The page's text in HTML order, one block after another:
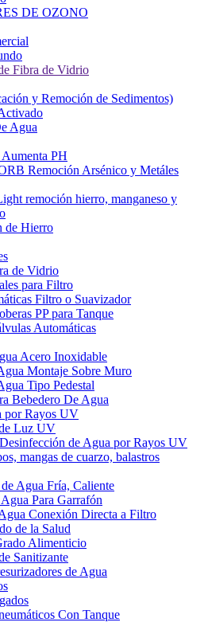
DE OZONO
Fibra de Vidrio
y Remoción de Sedimentos)
Agua
PH
Remoción Arsénico y Metáles
remoción hierro, manganeso y
de Hierro
de Vidrio
para Filtro
Filtro o Suavizador
PP para Tanque
Automáticas
Acero Inoxidable
Montaje Sobre Muro
Tipo Pedestal
Bebedero De Agua
por Rayos UV
Luz UV
de Agua por Rayos UV
mangas de cuarzo, balastros
Agua Fría, Caliente
Para Garrafón
Conexión Directa a Filtro
de la Salud
Alimenticio
Sanitizante
de Agua
Con Tanque